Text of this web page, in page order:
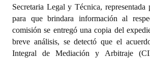
Secretaria Legal y Técnica, representada
para que brindara información al
comisión se entregó una copia del
breve análisis, se detectó que el
Integral de Mediación y Arbitraje